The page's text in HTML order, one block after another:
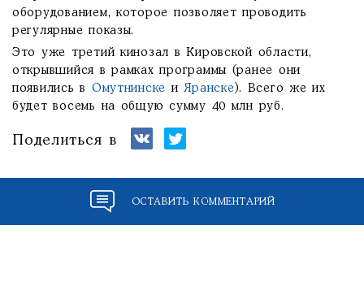
оборудованием, которое позволяет проводить
регулярные показы.
Это уже третий кинозал в Кировской области,
открывшийся в рамках программы (ранее они
появились в Омутнинске иЯранске). Всего же их
будет восемь на общую сумму 40 млн руб.
Поделиться в
ОСТАВИТЬ КОММЕНТАРИЙ